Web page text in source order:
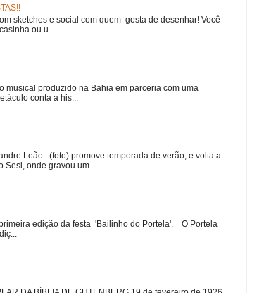
sketches e social com quem gosta de desenhar! Você
ou u...
produzido na Bahia em parceria com uma
conta a his...
Leão (foto) promove temporada de verão, e volta a
Sesi, onde gravou um ...
edição da festa 'Bailinho do Portela'. O Portela